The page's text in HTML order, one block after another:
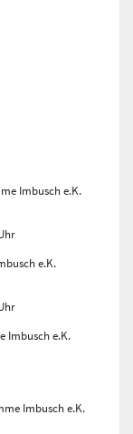
Imbusch e.K.
e.K.
Imbusch e.K.
Imbusch e.K.